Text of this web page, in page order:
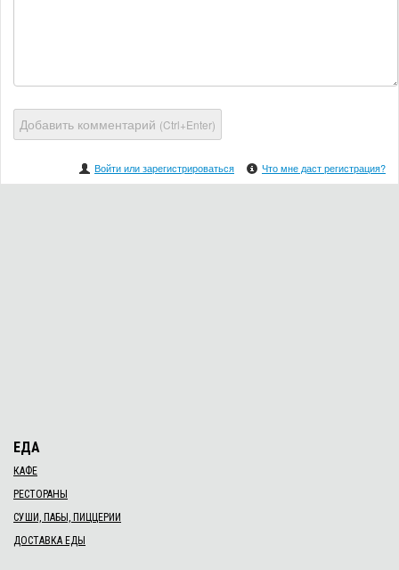
Добавить комментарий (Ctrl+Enter)
Войти или зарегистрироваться Что мне даст регистрация?
ЕДА
КАФЕ
РЕСТОРАНЫ
СУШИ, ПАБЫ, ПИЦЦЕРИИ
ДОСТАВКА ЕДЫ